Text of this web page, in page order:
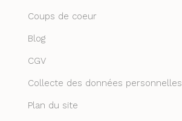
Coups de coeur
Blog
CGV
Collecte des données personnelles
Plan du site